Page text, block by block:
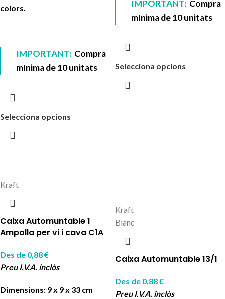
colors.
IMPORTANT: Compra
mínima de 10 unitats
Selecciona opcions
IMPORTANT: Compra
mínima de 10 unitats
Selecciona opcions
Kraft
Caixa Automuntable 1
Ampolla per vi i cava C1A
Des de 0,88€
Preu I.V.A. inclòs
Dimensions: 9 x 9 x 33 cm
Kraft
Blanc
Caixa Automuntable 13/1
Des de 0,88€
Preu I.V.A. inclòs